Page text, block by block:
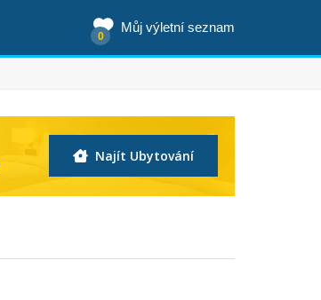
Můj výletní seznam
0
Najít Ubytování